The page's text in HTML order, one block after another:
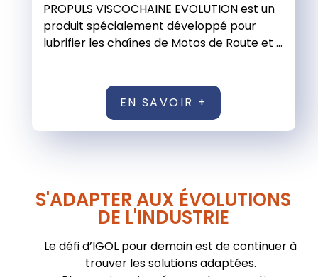
PROPULS VISCOCHAINE EVOLUTION est un
produit spécialement développé pour
lubrifier les chaînes de Motos de Route et ...
EN SAVOIR +
S'ADAPTER AUX ÉVOLUTIONS
DE L'INDUSTRIE
Le défi d’IGOL pour demain est de continuer à
trouver les solutions adaptées.